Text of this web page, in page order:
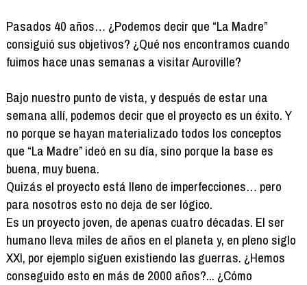
Pasados 40 años… ¿Podemos decir que “La Madre”
consiguió sus objetivos? ¿Qué nos encontramos cuando
fuimos hace unas semanas a visitar Auroville?
Bajo nuestro punto de vista, y después de estar una
semana allí, podemos decir que el proyecto es un éxito. Y
no porque se hayan materializado todos los conceptos
que “La Madre” ideó en su día, sino porque la base es
buena, muy buena.
Quizás el proyecto está lleno de imperfecciones… pero
para nosotros esto no deja de ser lógico.
Es un proyecto joven, de apenas cuatro décadas. El ser
humano lleva miles de años en el planeta y, en pleno siglo
XXI, por ejemplo siguen existiendo las guerras. ¿Hemos
conseguido esto en más de 2000 años?... ¿Cómo